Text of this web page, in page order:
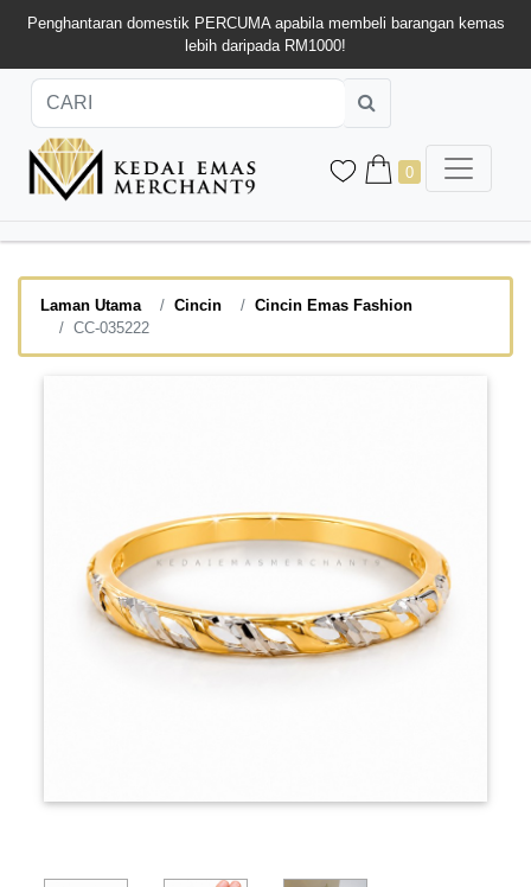
Penghantaran domestik PERCUMA apabila membeli barangan kemas
lebih daripada RM1000!
0
Laman Utama Cincin
Cincin Emas Fashion
CC-035222